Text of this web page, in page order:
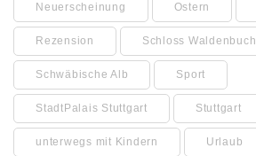
Neuerscheinung Ostern
Rezension Schloss Waldenbuch
Schwäbische Alb Sport
StadtPalais Stuttgart Stuttgart
unterwegs mit Kindern Urlaub